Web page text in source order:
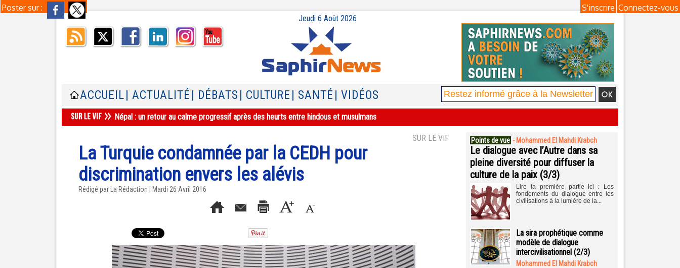
Poster sur : Connectez-vous
S'inscrire
Jeudi 6 Août 2026
ACCUEIL | ACTUALITÉ | DÉBATS | CULTURE | SANTÉ | VIDÉOS
Népal : un retour au calme progressif après des heurts entre hindous et musulmans
SUR LE VIF
La Turquie condamnée par la CEDH pour
discrimination envers les alévis
Rédigé par La Rédaction | Mardi 26 Avril 2016
Points de vue - Mohammed El Mahdi Krabch
Le dialogue avec l’Autre dans sa
pleine diversité pour diffuser la
culture de la paix (3/3)
Lire la première partie ici : Les
fondements du dialogue entre les
civilisations à la lumière de la...
La sira prophétique comme
modèle de dialogue
intercivilisationnel (2/3)
Mohammed El Mahdi Krabch